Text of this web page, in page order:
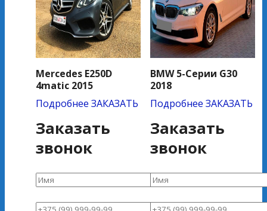
Mercedes E250D
4matic 2015
Подробнее ЗАКАЗАТЬ
Заказать
звонок
BMW 5-Серии G30
2018
Подробнее ЗАКАЗАТЬ
Заказать
звонок